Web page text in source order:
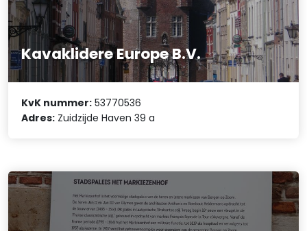
Kavaklidere Europe B.V.
KvK nummer: 53770536
Adres: Zuidzijde Haven 39 a